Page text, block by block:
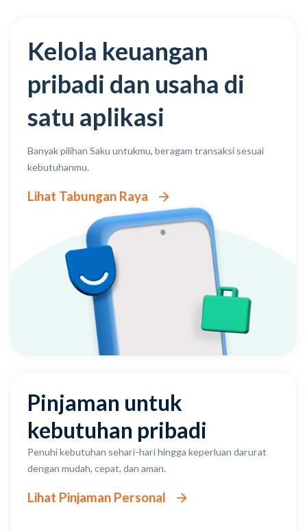
Kelola keuangan
pribadi dan usaha di
satu aplikasi
Banyak pilihan Saku untukmu, beragam transaksi sesuai
kebutuhanmu.
Lihat Tabungan Raya
Pinjaman untuk
kebutuhan pribadi
Penuhi kebutuhan sehari-hari hingga keperluan darurat
dengan mudah, cepat, dan aman.
Lihat Pinjaman Personal